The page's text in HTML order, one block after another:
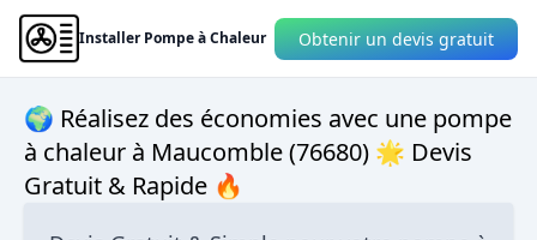
Installer Pompe à Chaleur Obtenir un devis gratuit
🌍 Réalisez des économies avec une pompe
à chaleur à Maucomble (76680) 🌟 Devis
Gratuit & Rapide 🔥